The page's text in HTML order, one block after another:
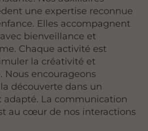
une expertise reconnue
Elles accompagnent
bienveillance et
Chaque activité est
la créativité et
Nous encourageons
découverte dans un
adapté. La communication
au cœur de nos interactions